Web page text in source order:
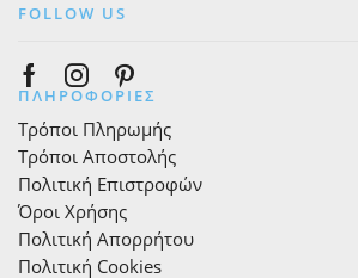
FOLLOW US
Facebook
Instagram
Pinterest
ΠΛΗΡΟΦΟΡΙΕΣ
Τρόποι Πληρωμής
Τρόποι Αποστολής
Πολιτική Επιστροφών
Όροι Χρήσης
Πολιτική Απορρήτου
Πολιτική Cookies